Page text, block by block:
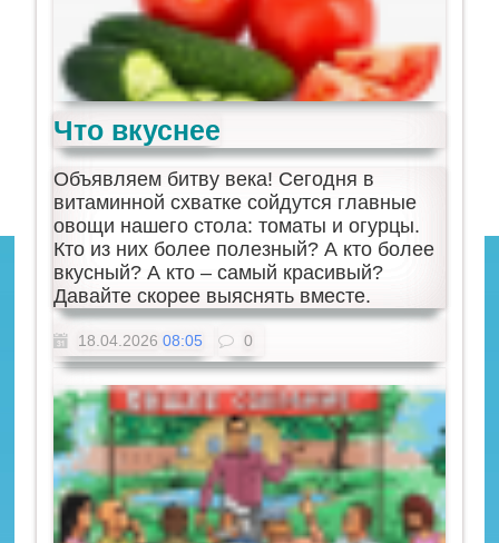
Что вкуснее
Объявляем битву века! Сегодня в
витаминной схватке сойдутся главные
овощи нашего стола: томаты и огурцы.
Кто из них более полезный? А кто более
вкусный? А кто – самый красивый?
Давайте скорее выяснять вместе.
18.04.2026 08:05 0